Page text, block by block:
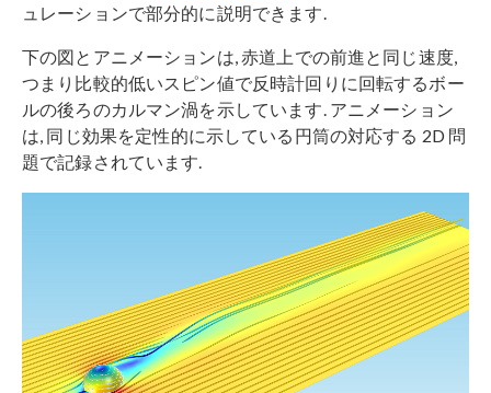
ュレーションで部分的に説明できます.
下の図とアニメーションは, 赤道上での前進と同じ速度,
つまり比較的低いスピン値で反時計回りに回転するボー
ルの後ろのカルマン渦を示しています. アニメーション
は, 同じ効果を定性的に示している円筒の対応する 2D 問
題で記録されています.